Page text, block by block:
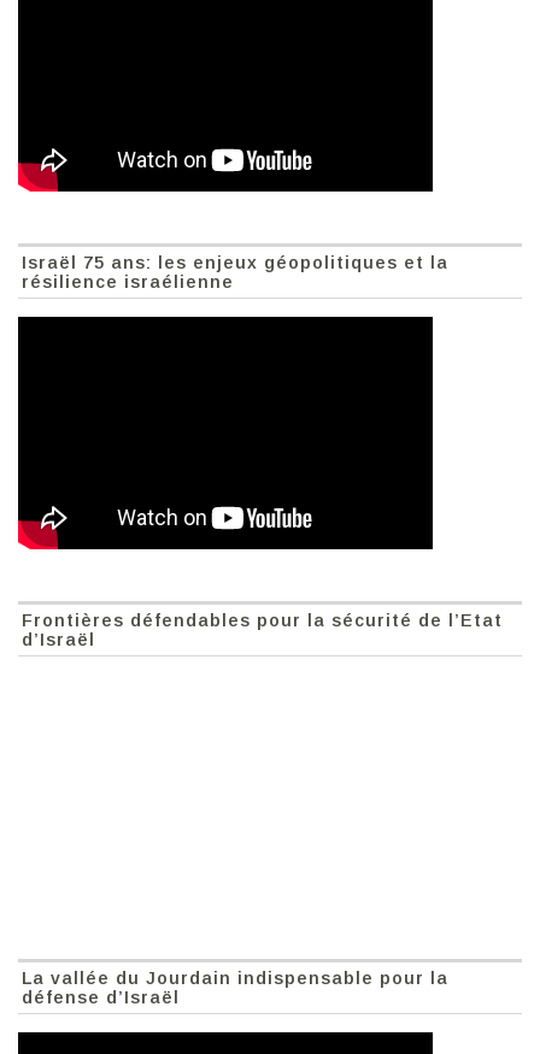
Israël 75 ans: les enjeux géopolitiques et la
résilience israélienne
Frontières défendables pour la sécurité de l’Etat
d’Israël
La vallée du Jourdain indispensable pour la
défense d’Israël